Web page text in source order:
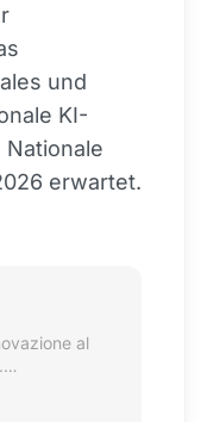
und
KI-
erwartet.
al